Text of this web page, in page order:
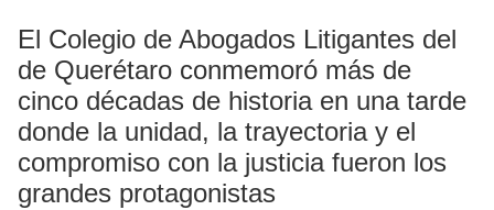
El Colegio de Abogados Litigantes del
de Querétaro conmemoró más de
cinco décadas de historia en una tarde
donde la unidad, la trayectoria y el
compromiso con la justicia fueron los
grandes protagonistas